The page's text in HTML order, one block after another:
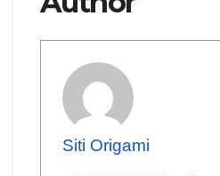
Siti Origami